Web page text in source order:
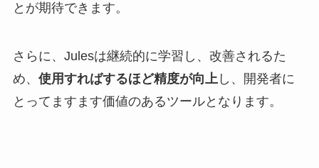
とが期待できます。
さらに、Julesは継続的に学習し、改善されるた
め、 使用すればするほど精度が向上し、開発者に
とってますます価値のあるツールとなります。